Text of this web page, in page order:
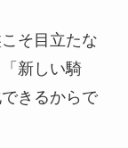
そ目立たな
新しい騎
きるからで